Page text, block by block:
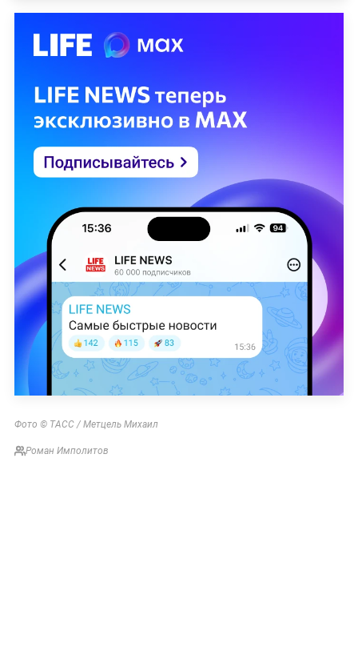
Фото © ТАСС / Метцель Михаил
Роман Имполитов